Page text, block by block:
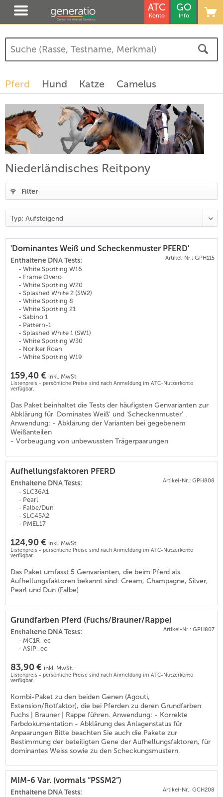
ATC
Konto
GO
Info
Pferd Hund Katze Camelus
(17)
25)
(19)
Niederländisches Reitpony
Filter
'Dominantes Weiß und Scheckenmuster PFERD'
Artikel-Nr.: GPH115
Enthaltene DNA Tests:
- White Spotting W16
- Frame Overo
- White Spotting W20
- Splashed White 2 (SW2)
- White Spotting 8
- White Spotting 21
- Sabino 1
- Pattern-1
- Splashed White 1 (SW1)
- White Spotting W30
- Noriker Roan
- White Spotting W19
159,40 € inkl. MwSt.
Listenpreis - persönliche Preise sind nach Anmeldung im ATC-Nutzerkonto
verfügbar.
Das Paket beinhaltet die Tests der häufigsten Genvarianten zur
Abklärung für 'Dominates Weiß' und 'Scheckenmuster' .
Anwendung: - Abklärung der Varianten bei gegebenem
Weißanteilen
- Vorbeugung von unbewussten Trägerpaarungen
Aufhellungsfaktoren PFERD
Artikel-Nr.: GPH808
Enthaltene DNA Tests:
- SLC36A1
- Pearl
- Falbe/Dun
- SLC45A2
- PMEL17
124,90 € inkl. MwSt.
Listenpreis - persönliche Preise sind nach Anmeldung im ATC-Nutzerkonto
verfügbar.
Das Paket umfasst 5 Genvarianten, die beim Pferd als
Aufhellungsfaktoren bekannt sind: Cream, Champagne, Silver,
Pearl und Dun (Falbe)
Grundfarben Pferd (Fuchs/Brauner/Rappe)
Artikel-Nr.: GPH807
Enthaltene DNA Tests:
- MC1R_ec
- ASIP_ec
83,90 € inkl. MwSt.
Listenpreis - persönliche Preise sind nach Anmeldung im ATC-Nutzerkonto
verfügbar.
Kombi-Paket zu den beiden Genen (Agouti,
Extension/Rotfaktor), die bei Pferden zu deren Grundfarben
Fuchs | Brauner | Rappe führen. Anwendung: - Korrekte
Farbdokumentation - Abklärung des Anlagenstatus für
Anpaarungen Bitte beachten Sie auch die Pakete zur
Bestimmung der beteiligten Gene der Aufhellungsfaktoren, für
dominantes Weiss sowie zu den Scheckungsmustern.
MIM-6 Var. (vormals “PSSM2”)
Artikel-Nr.: GCH208
Enthaltene DNA Tests: